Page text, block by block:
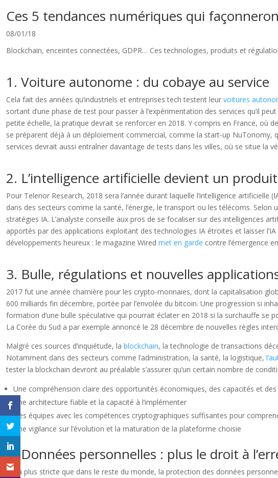
Ces 5 tendances numériques qui
08/01/18
Blockchain, enceintes connectées, GDPR… Ces technologies, produits et
1. Voiture autonome : du cobaye au service
Cela fait des années qu’industriels et entreprises tech testent leur voitures
sortant d’une phase de test pour passer à l’expérimentation des services qu’il
petite échelle, la pratique devrait se renforcer en 2018. Y compris en France, où
se préparent déjà à un déploiement commercial, comme la start-up NuTonomy,
services devrait aussi entraîner davantage de tests dans les villes, où se situe
2. L’intelligence artificielle devient un
Pour Telenor Research, 2018 sera l’année durant laquelle l’intelligence
dans des secteurs comme la santé, l’énergie, le transport ou les télécoms.
stratégies IA. L’analyste conseille aux pros de se focaliser sur des intelligences
apportés par des applications exploitant des technologies IA étroites et laisser
développements heureux : le magazine Wired met en garde contre l’émergence
3. Bulle, régulations et nouvelles
2017 fut une année charnière pour les crypto-monnaies, dont la capitalisation
600 milliards fin décembre, portée par l’envolée du bitcoin. Une progression si
formation d’une bulle spéculative qui pourrait éclater en 2018 si la surchauffe se
La Corée du Sud a par exemple annoncé le 28 décembre de nouvelles règles
Malgré ces sources d’inquiétude, la blockchain, la technologie de transactions
Notamment dans des secteurs comme l’administration, la santé, la logistique,
tester la blockchain devront au préalable s’assurer qu’un certain nombre de
Une compréhension claire des opportunités économiques, des capacités et
Une architecture fiable et la capacité à l’implémenter
Des équipes avec les compétences cryptographiques suffisantes pour
Une vigilance sur l’évolution et la maturation de la plateforme choisie
4. Données personnelles : plus le droit à
Déjà plus stricte que dans le reste du monde, la protection des données